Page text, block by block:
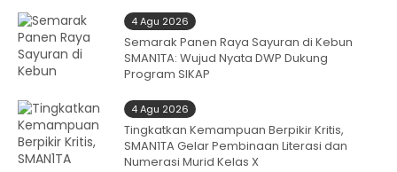
4 Agu 2026
Semarak Panen Raya Sayuran di Kebun
SMAN1TA: Wujud Nyata DWP Dukung
Program SIKAP
4 Agu 2026
Tingkatkan Kemampuan Berpikir Kritis,
SMAN1TA Gelar Pembinaan Literasi dan
Numerasi Murid Kelas X